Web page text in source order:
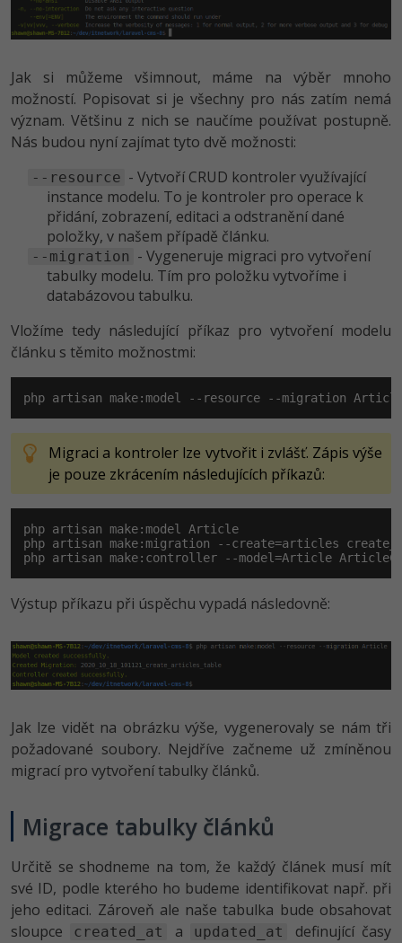
Jak si můžeme všimnout, máme na výběr mnoho
možností. Popisovat si je všechny pro nás zatím nemá
význam. Většinu z nich se naučíme používat postupně.
Nás budou nyní zajímat tyto dvě možnosti:
--resource - Vytvoří CRUD kontroler využívající
instance modelu. To je kontroler pro operace k
přidání, zobrazení, editaci a odstranění dané
položky, v našem případě článku.
--migration - Vygeneruje migraci pro vytvoření
tabulky modelu. Tím pro položku vytvoříme i
databázovou tabulku.
Vložíme tedy následující příkaz pro vytvoření modelu
článku s těmito možnostmi:
php artisan make:model --resource --migration
Migraci a kontroler lze vytvořit i zvlášť. Zápis výše
je pouze zkrácením následujících příkazů:
php artisan make:model Article
php artisan make:migration --create=articles
php artisan make:controller --model=Article
Výstup příkazu při úspěchu vypadá následovně:
Jak lze vidět na obrázku výše, vygenerovaly se nám tři
požadované soubory. Nejdříve začneme už zmíněnou
migrací pro vytvoření tabulky článků.
Migrace tabulky článků
Určitě se shodneme na tom, že každý článek musí mít
své ID, podle kterého ho budeme identifikovat např. při
jeho editaci. Zároveň ale naše tabulka bude obsahovat
sloupce
created_at a updated_at
definující časy